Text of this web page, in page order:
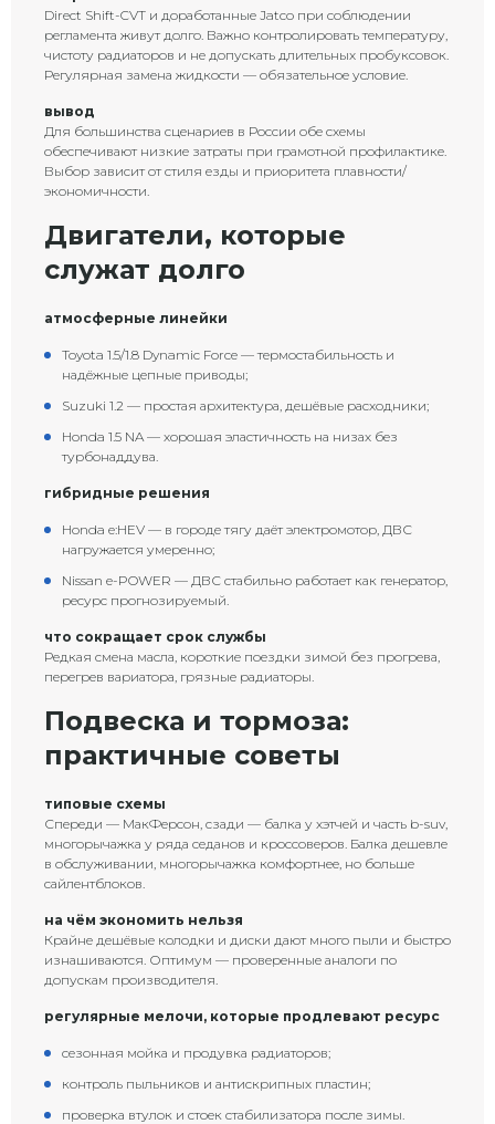
Direct Shift-CVT и доработанные Jatco при соблюдении
регламента живут долго. Важно контролировать температуру,
чистоту радиаторов и не допускать длительных пробуксовок.
Регулярная замена жидкости — обязательное условие.
вывод
Для большинства сценариев в России обе схемы
обеспечивают низкие затраты при грамотной профилактике.
Выбор зависит от стиля езды и приоритета плавности/
экономичности.
Двигатели, которые
служат долго
атмосферные линейки
Toyota 1.5/1.8 Dynamic Force — термостабильность и
надёжные цепные приводы;
Suzuki 1.2 — простая архитектура, дешёвые расходники;
Honda 1.5 NA — хорошая эластичность на низах без
турбонаддува.
гибридные решения
Honda e:HEV — в городе тягу даёт электромотор, ДВС
нагружается умеренно;
Nissan e-POWER — ДВС стабильно работает как генератор,
ресурс прогнозируемый.
что сокращает срок службы
Редкая смена масла, короткие поездки зимой без прогрева,
перегрев вариатора, грязные радиаторы.
Подвеска и тормоза:
практичные советы
типовые схемы
Спереди — МакФерсон, сзади — балка у хэтчей и часть b-suv,
многорычажка у ряда седанов и кроссоверов. Балка дешевле
в обслуживании, многорычажка комфортнее, но больше
сайлентблоков.
на чём экономить нельзя
Крайне дешёвые колодки и диски дают много пыли и быстро
изнашиваются. Оптимум — проверенные аналоги по
допускам производителя.
регулярные мелочи, которые продлевают ресурс
сезонная мойка и продувка радиаторов;
контроль пыльников и антискрипных пластин;
проверка втулок и стоек стабилизатора после зимы.